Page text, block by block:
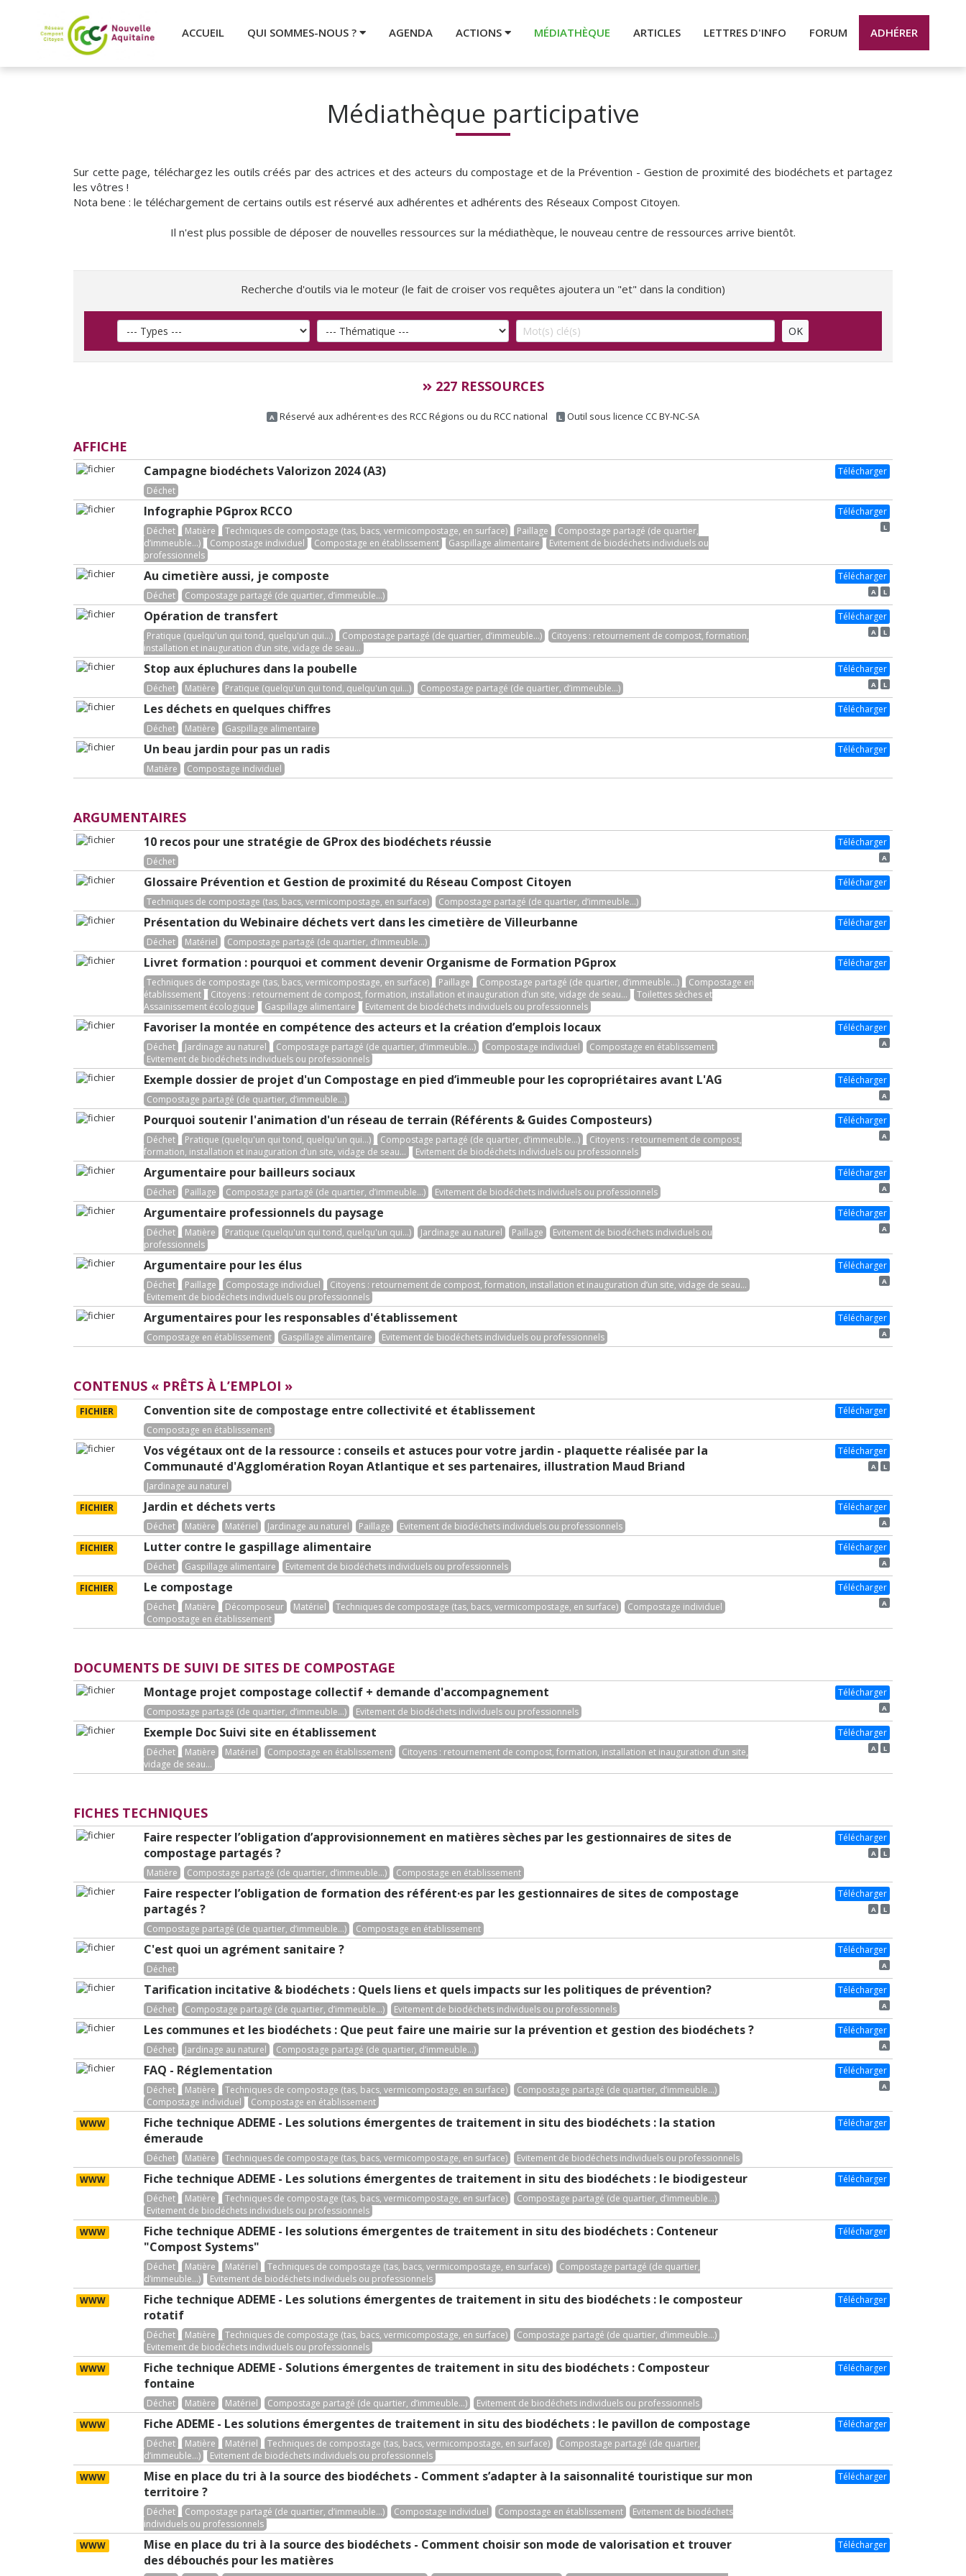
ACCUEIL QUI SOMMES-NOUS ? AGENDA ACTIONS MÉDIATHÈQUE ARTICLES LETTRES D'INFO FORUM ADHÉRER
Médiathèque participative
Sur cette page, téléchargez les outils créés par des actrices et des acteurs du compostage et de la Prévention - Gestion de proximité des biodéchets et partagez
les vôtres !
Nota bene : le téléchargement de certains outils est réservé aux adhérentes et adhérents des Réseaux Compost Citoyen.
Il n'est plus possible de déposer de nouvelles ressources sur la médiathèque, le nouveau centre de ressources arrive bientôt.
Recherche d'outils via le moteur (le fait de croiser vos requêtes ajoutera un "et" dans la condition)
OK
227 RESSOURCES
A Réservé aux adhérent·es des RCC Régions ou du RCC national L Outil sous licence CC BY-NC-SA
AFFICHE
Campagne biodéchets Valorizon 2024 (A3)
Déchet
Télécharger
Infographie PGprox RCCO
Déchet Matière Techniques de compostage (tas, bacs, vermicompostage, en surface) Paillage
Compostage partagé (de quartier,
d’immeuble...)
Compostage individuel Compostage en établissement Gaspillage alimentaire
Evitement de biodéchets individuels ou
professionnels
Télécharger
L
Au cimetière aussi, je composte
Déchet Compostage partagé (de quartier, d’immeuble...)
Télécharger
A L
Opération de transfert
Pratique (quelqu'un qui tond, quelqu'un qui...) Compostage partagé (de quartier, d’immeuble...)
Citoyens : retournement de compost, formation,
installation et inauguration d’un site, vidage de seau...
Télécharger
A L
Stop aux épluchures dans la poubelle
Déchet Matière Pratique (quelqu'un qui tond, quelqu'un qui...) Compostage partagé (de quartier, d’immeuble...)
Télécharger
A L
Les déchets en quelques chiffres
Déchet Matière Gaspillage alimentaire
Télécharger
Un beau jardin pour pas un radis
Matière Compostage individuel
Télécharger
ARGUMENTAIRES
10 recos pour une stratégie de GProx des biodéchets réussie
Déchet
Télécharger
A
Glossaire Prévention et Gestion de proximité du Réseau Compost Citoyen
Techniques de compostage (tas, bacs, vermicompostage, en surface) Compostage partagé (de quartier, d’immeuble...)
Télécharger
Présentation du Webinaire déchets vert dans les cimetière de Villeurbanne
Déchet Matériel Compostage partagé (de quartier, d’immeuble...)
Télécharger
Livret formation : pourquoi et comment devenir Organisme de Formation PGprox
Techniques de compostage (tas, bacs, vermicompostage, en surface) Paillage Compostage partagé (de quartier, d’immeuble...)
Compostage en
établissement
Citoyens : retournement de compost, formation, installation et inauguration d’un site, vidage de seau...
Toilettes sèches et
Assainissement écologique
Gaspillage alimentaire Evitement de biodéchets individuels ou professionnels
Télécharger
Favoriser la montée en compétence des acteurs et la création d’emplois locaux
Déchet Jardinage au naturel Compostage partagé (de quartier, d’immeuble...) Compostage individuel
Compostage en établissement
Evitement de biodéchets individuels ou professionnels
Télécharger
A
Exemple dossier de projet d'un Compostage en pied d’immeuble pour les copropriétaires avant L'AG
Compostage partagé (de quartier, d’immeuble...)
Télécharger
A
Pourquoi soutenir l'animation d'un réseau de terrain (Référents & Guides Composteurs)
Déchet Pratique (quelqu'un qui tond, quelqu'un qui...) Compostage partagé (de quartier, d’immeuble...)
Citoyens : retournement de compost,
formation, installation et inauguration d’un site, vidage de seau...
Evitement de biodéchets individuels ou professionnels
Télécharger
A
Argumentaire pour bailleurs sociaux
Déchet Paillage Compostage partagé (de quartier, d’immeuble...) Evitement de biodéchets individuels ou professionnels
Télécharger
A
Argumentaire professionnels du paysage
Déchet Matière Pratique (quelqu'un qui tond, quelqu'un qui...) Jardinage au naturel Paillage
Evitement de biodéchets individuels ou
professionnels
Télécharger
A
Argumentaire pour les élus
Déchet Paillage Compostage individuel
Citoyens : retournement de compost, formation, installation et inauguration d’un site, vidage de seau...
Evitement de biodéchets individuels ou professionnels
Télécharger
A
Argumentaires pour les responsables d'établissement
Compostage en établissement Gaspillage alimentaire Evitement de biodéchets individuels ou professionnels
Télécharger
A
CONTENUS « PRÊTS À L’EMPLOI »
FICHIER Convention site de compostage entre collectivité et établissement
Compostage en établissement
Télécharger
Vos végétaux ont de la ressource : conseils et astuces pour votre jardin - plaquette réalisée par la
Communauté d'Agglomération Royan Atlantique et ses partenaires, illustration Maud Briand
Jardinage au naturel
Télécharger
A L
FICHIER Jardin et déchets verts
Déchet Matière Matériel Jardinage au naturel Paillage Evitement de biodéchets individuels ou professionnels
Télécharger
A
FICHIER Lutter contre le gaspillage alimentaire
Déchet Gaspillage alimentaire Evitement de biodéchets individuels ou professionnels
Télécharger
A
FICHIER Le compostage
Déchet Matière Décomposeur Matériel Techniques de compostage (tas, bacs, vermicompostage, en surface)
Compostage individuel
Compostage en établissement
Télécharger
A
DOCUMENTS DE SUIVI DE SITES DE COMPOSTAGE
Montage projet compostage collectif + demande d'accompagnement
Compostage partagé (de quartier, d’immeuble...) Evitement de biodéchets individuels ou professionnels
Télécharger
A
Exemple Doc Suivi site en établissement
Déchet Matière Matériel Compostage en établissement
Citoyens : retournement de compost, formation, installation et inauguration d’un site,
vidage de seau...
Télécharger
A L
FICHES TECHNIQUES
Faire respecter l’obligation d’approvisionnement en matières sèches par les gestionnaires de sites de
compostage partagés ?
Matière Compostage partagé (de quartier, d’immeuble...) Compostage en établissement
Télécharger
A L
Faire respecter l’obligation de formation des référent·es par les gestionnaires de sites de compostage
partagés ?
Compostage partagé (de quartier, d’immeuble...) Compostage en établissement
Télécharger
A L
C'est quoi un agrément sanitaire ?
Déchet
Télécharger
A
Tarification incitative & biodéchets : Quels liens et quels impacts sur les politiques de prévention?
Déchet Compostage partagé (de quartier, d’immeuble...) Evitement de biodéchets individuels ou professionnels
Télécharger
A
Les communes et les biodéchets : Que peut faire une mairie sur la prévention et gestion des biodéchets ?
Déchet Jardinage au naturel Compostage partagé (de quartier, d’immeuble...)
Télécharger
A
FAQ - Réglementation
Déchet Matière Techniques de compostage (tas, bacs, vermicompostage, en surface)
Compostage partagé (de quartier, d’immeuble...)
Compostage individuel
Compostage en établissement
Télécharger
A
WWW
Fiche technique ADEME - Les solutions émergentes de traitement in situ des biodéchets : la station
émeraude
Déchet Matière Techniques de compostage (tas, bacs, vermicompostage, en surface) Evitement de biodéchets individuels ou professionnels
Télécharger
WWW Fiche technique ADEME - Les solutions émergentes de traitement in situ des biodéchets : le biodigesteur
Déchet Matière Techniques de compostage (tas, bacs, vermicompostage, en surface)
Compostage partagé (de quartier, d’immeuble...)
Evitement de biodéchets individuels ou professionnels
Télécharger
WWW
Fiche technique ADEME - les solutions émergentes de traitement in situ des biodéchets : Conteneur
"Compost Systems"
Déchet Matière Matériel Techniques de compostage (tas, bacs, vermicompostage, en surface)
Compostage partagé (de quartier,
d’immeuble...)
Evitement de biodéchets individuels ou professionnels
Télécharger
WWW
Fiche technique ADEME - Les solutions émergentes de traitement in situ des biodéchets : le composteur
rotatif
Déchet Matière Techniques de compostage (tas, bacs, vermicompostage, en surface)
Compostage partagé (de quartier, d’immeuble...)
Evitement de biodéchets individuels ou professionnels
Télécharger
WWW
Fiche technique ADEME - Solutions émergentes de traitement in situ des biodéchets : Composteur
fontaine
Déchet Matière Matériel Compostage partagé (de quartier, d’immeuble...) Evitement de biodéchets individuels ou professionnels
Télécharger
WWW Fiche ADEME - Les solutions émergentes de traitement in situ des biodéchets : le pavillon de compostage
Déchet Matière Matériel Techniques de compostage (tas, bacs, vermicompostage, en surface)
Compostage partagé (de quartier,
d’immeuble...)
Evitement de biodéchets individuels ou professionnels
Télécharger
WWW
Mise en place du tri à la source des biodéchets - Comment s’adapter à la saisonnalité touristique sur mon
territoire ?
Déchet Compostage partagé (de quartier, d’immeuble...) Compostage individuel Compostage en établissement
Evitement de biodéchets
individuels ou professionnels
Télécharger
WWW
Mise en place du tri à la source des biodéchets - Comment choisir son mode de valorisation et trouver
des débouchés pour les matières
Télécharger